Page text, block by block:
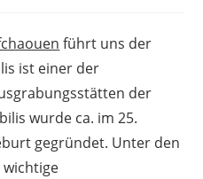
führt uns der
ist einer der
der
wurde ca. im 25.
gegründet. Unter den
wichtige